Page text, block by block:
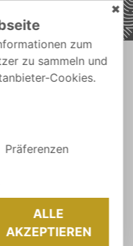
Hier
✖
zum
zu sammeln und
Cookies.
Präferenzen
ALLE
AKZEPTIEREN